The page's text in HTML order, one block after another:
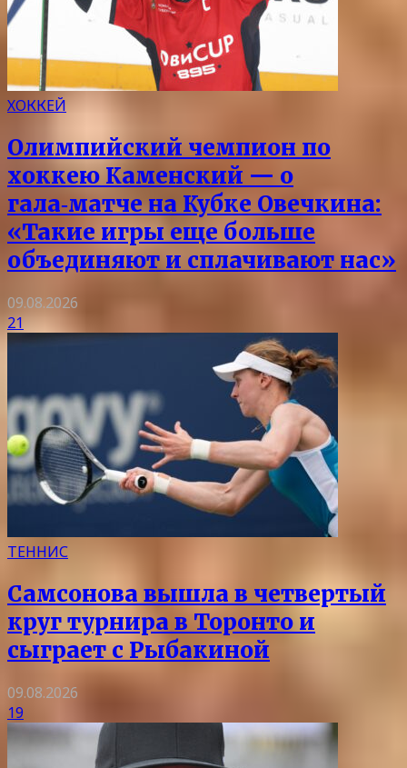
ХОККЕЙ
Олимпийский чемпион по
хоккею Каменский — о
гала‑матче на Кубке Овечкина:
«Такие игры еще больше
объединяют и сплачивают нас»
09.08.2026
21
ТЕННИС
Самсонова вышла в четвертый
круг турнира в Торонто и
сыграет с Рыбакиной
09.08.2026
19